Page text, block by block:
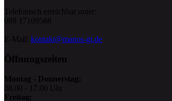
Telefonisch erreichbar unter:
089 17109588
E-Mail: kontakt@manos-gt.de
Öffnungszeiten
Montag - Donnerstag:
08.00 - 17.00 Uhr
Freitag: